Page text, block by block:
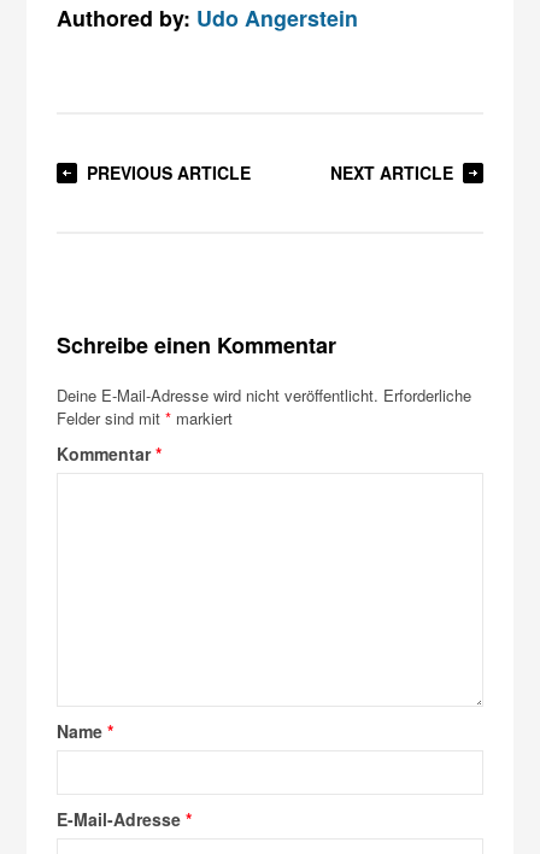
Authored by: Udo Angerstein
PREVIOUS ARTICLE NEXT ARTICLE
Schreibe einen Kommentar
Deine E-Mail-Adresse wird nicht veröffentlicht. Erforderliche
Felder sind mit* markiert
Kommentar*
Name*
E-Mail-Adresse*